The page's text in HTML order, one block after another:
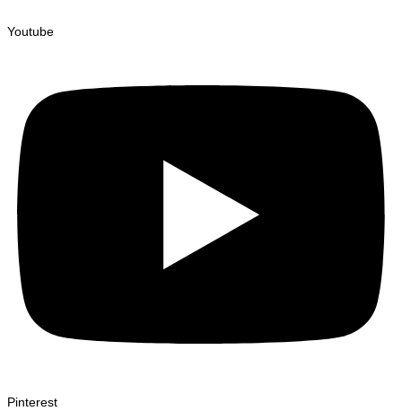
Youtube
Pinterest